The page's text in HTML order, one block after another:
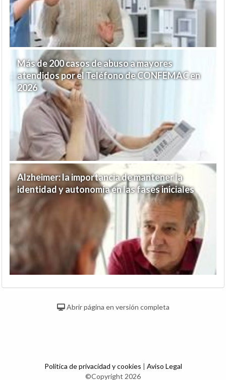
Más de 200 casos de abuso a mayores
atendidos por el Teléfono de CONFEMAC en
2026
Alzheimer: la importancia de mantener la
identidad y autonomía en las fases iniciales
Abrir página en versión completa
Política de privacidad y cookies | Aviso Legal
©Copyright 2026